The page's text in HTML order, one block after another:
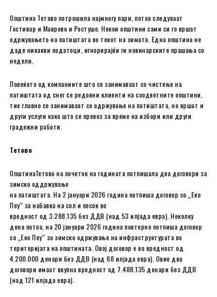
Општина Тетово потрошила најмногу пари, потоа следуваат
Гостивар и Маврово и Ростуше. Некои општини сами си го вршат
одржувањето на патиштата во текот на зимата. Една општина не
даде никакви податоци, игнорирајќи ги новинарските прашања со
недели.
Повеќето од компаниите што се занимаваат со чистење на
патиштата од снег се редовни клиенти на соодветните општини,
тие главно се занимаваат со одржување на патиштата, но вршат и
други услуги како што се превоз за време на избори или други
градежни работи.
Тетово
ОпштинаТетово на почеток на годината потпишала два договори за
зимско оддржување
на патиштата. На 2 јануари 2026 година потпиша договор со „Еко
Пеу“ за набавка на сол и песок во
вредност од 3.288.135 без ДДВ (над 53 илјада евра). Неколку
дена потоа, на 20 јануари 2026 година повторно потпиша договор
со „Еко Пеу“ за зимско одржување на инфраструктурата во
територијата на општината. Овој договор е во вредност од
4.200.000 денари без ДДВ (над 68 илјада евра). Овие два
договори имаат вкупна вредност од 7.488.135 денари без ДДВ
(над 121 илјада евра).